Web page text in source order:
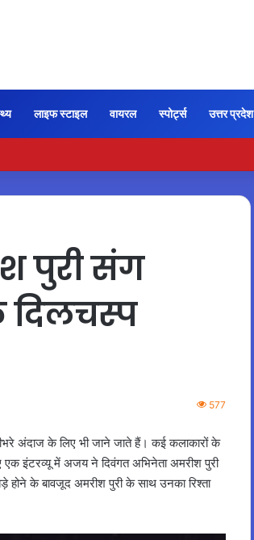
लाइफ स्टाइल वायरल स्पोर्ट्स उत्तर प्रदेश
आजमाएं अंडे का मास्क
पुरी संग
दिलचस्प
577
अंदाज के लिए भी जाने जाते हैं। कई कलाकारों के
इंटरव्यू में अजय ने दिवंगत अभिनेता अमरीश पुरी
के बावजूद अमरीश पुरी के साथ उनका रिश्ता